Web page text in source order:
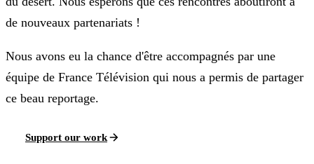
de nouveaux partenariats !
Nous avons eu la chance d'être accompagnés par une
équipe de France Télévision qui nous a permis de partager
ce beau reportage.
Support our work